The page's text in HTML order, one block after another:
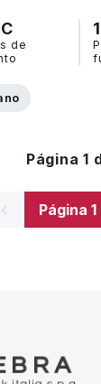
de
Página 1